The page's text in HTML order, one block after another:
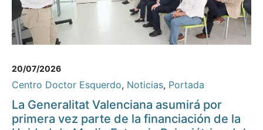
20/07/2026
Centro Doctor Esquerdo, Noticias, Portada
La Generalitat Valenciana asumirá por
primera vez parte de la financiación de la